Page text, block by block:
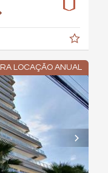
LOCAÇÃO ANUAL